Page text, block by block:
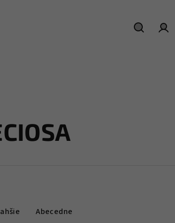
Abecedne